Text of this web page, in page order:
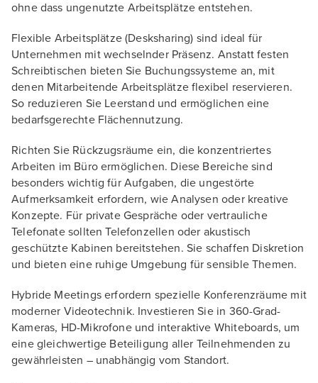
ohne dass ungenutzte Arbeitsplätze entstehen.
Flexible Arbeitsplätze (Desksharing) sind ideal für
Unternehmen mit wechselnder Präsenz. Anstatt festen
Schreibtischen bieten Sie Buchungssysteme an, mit
denen Mitarbeitende Arbeitsplätze flexibel reservieren.
So reduzieren Sie Leerstand und ermöglichen eine
bedarfsgerechte Flächennutzung.
Richten Sie Rückzugsräume ein, die konzentriertes
Arbeiten im Büro ermöglichen. Diese Bereiche sind
besonders wichtig für Aufgaben, die ungestörte
Aufmerksamkeit erfordern, wie Analysen oder kreative
Konzepte. Für private Gespräche oder vertrauliche
Telefonate sollten Telefonzellen oder akustisch
geschützte Kabinen bereitstehen. Sie schaffen Diskretion
und bieten eine ruhige Umgebung für sensible Themen.
Hybride Meetings erfordern spezielle Konferenzräume mit
moderner Videotechnik. Investieren Sie in 360-Grad-
Kameras, HD-Mikrofone und interaktive Whiteboards, um
eine gleichwertige Beteiligung aller Teilnehmenden zu
gewährleisten – unabhängig vom Standort.